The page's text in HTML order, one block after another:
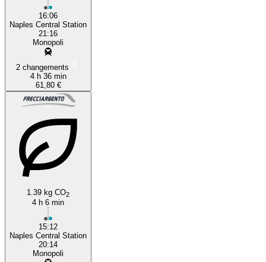
16:06
Naples Central Station
21:16
Monopoli
2 changements
4 h 36 min
61,80 €
1.39 kg CO2
4 h 6 min
15:12
Naples Central Station
20:14
Monopoli